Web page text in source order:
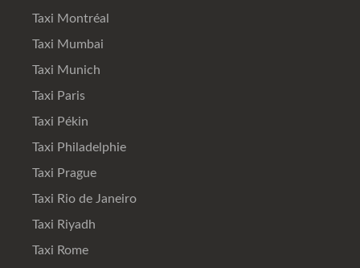
Taxi Montréal
Taxi Mumbai
Taxi Munich
Taxi Paris
Taxi Pékin
Taxi Philadelphie
Taxi Prague
Taxi Rio de Janeiro
Taxi Riyadh
Taxi Rome